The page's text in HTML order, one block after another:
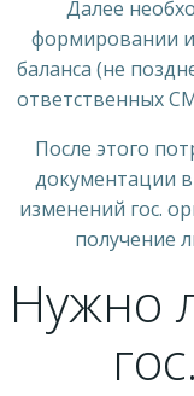
Далее
формировании
баланса (не
ответственных
После этого
документации
изменений гос.
получение
Нужно